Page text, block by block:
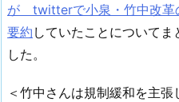
が twitterで小泉・竹中改革
要約 していたことについて
した。
＜竹中さんは規制緩和を主